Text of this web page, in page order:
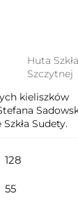
Huta
Szczytnej
kieliszków
Sudety.
128
55